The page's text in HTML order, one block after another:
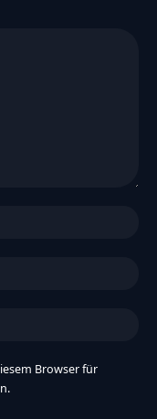
Browser für